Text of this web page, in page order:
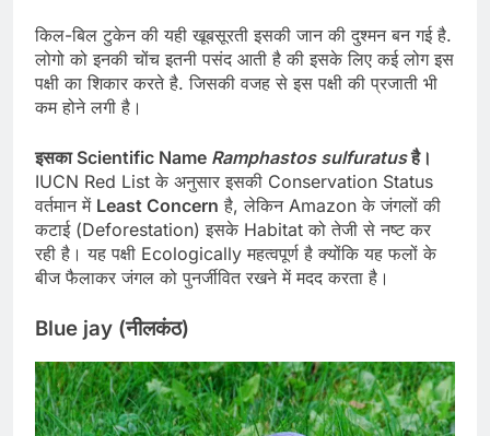
किल-बिल टुकेन की यही खूबसूरती इसकी जान की दुश्मन बन गई है.
लोगो को इनकी चोंच इतनी पसंद आती है की इसके लिए कई लोग इस
पक्षी का शिकार करते है. जिसकी वजह से इस पक्षी की प्रजाती भी
कम होने लगी है।
इसका Scientific Name Ramphastos sulfuratusहै।
IUCN Red List के अनुसार इसकी Conservation Status
वर्तमान में Least Concern है, लेकिन Amazon के जंगलों की
कटाई (Deforestation) इसके Habitat को तेजी से नष्ट कर
रही है। यह पक्षी Ecologically महत्वपूर्ण है क्योंकि यह फलों के
बीज फैलाकर जंगल को पुनर्जीवित रखने में मदद करता है।
Blue jay (नीलकंठ)